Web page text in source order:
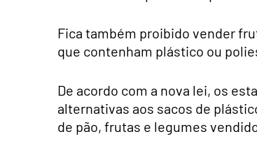
Fica também proibido vender
que contenham plástico ou
De acordo com a nova lei, os
alternativas aos sacos de
de pão, frutas e legumes